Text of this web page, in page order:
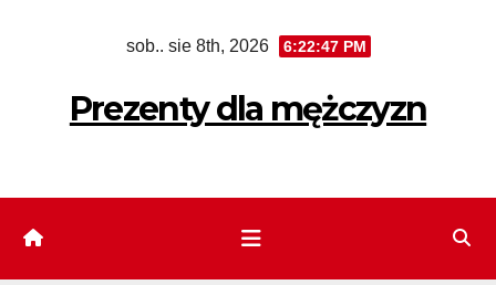
sob.. sie 8th, 2026 6:22:48 PM
Prezenty dla mężczyzn